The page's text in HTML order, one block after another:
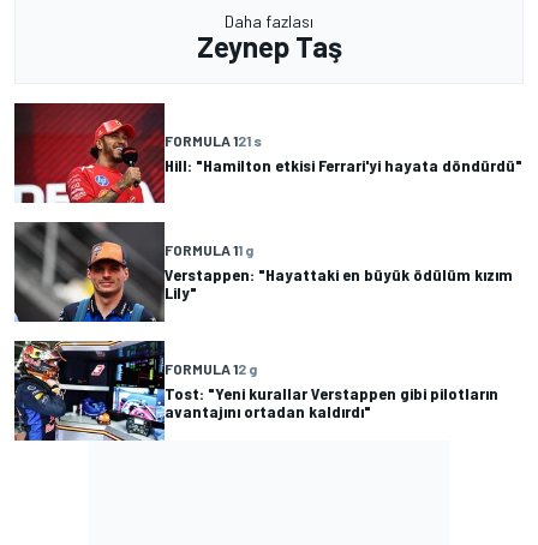
Daha fazlası
Zeynep Taş
FORMULA 121 s
Hill: "Hamilton etkisi Ferrari'yi hayata döndürdü"
FORMULA 11 g
Verstappen: "Hayattaki en büyük ödülüm kızım
Lily"
FORMULA 12 g
Tost: "Yeni kurallar Verstappen gibi pilotların
avantajını ortadan kaldırdı"